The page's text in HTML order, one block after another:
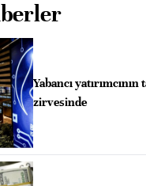
Yabancı yatırımcının
zirvesinde